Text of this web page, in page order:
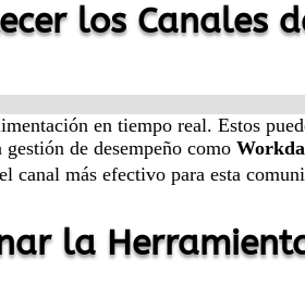
los Canales
en tiempo real. Estos
de desempeño como
canal más efectivo para esta
la